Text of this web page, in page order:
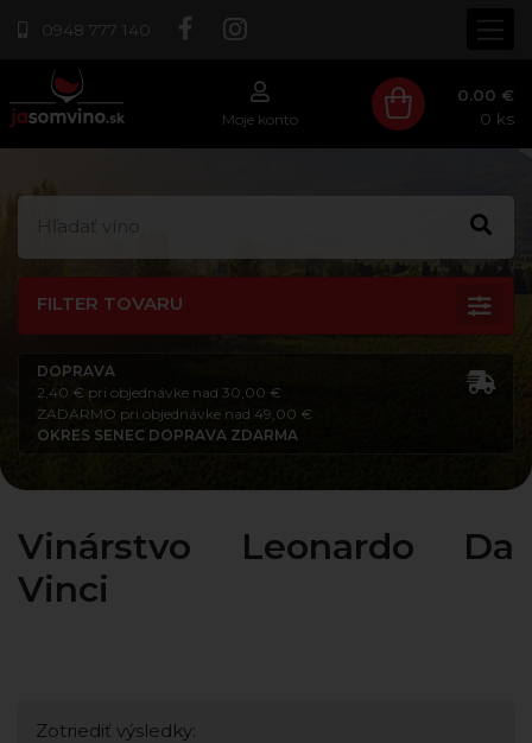
0948 777 140
Moje konto
0.00 €
0 ks
FILTER TOVARU
DOPRAVA
2,40 € pri objednávke nad 30,00 €
ZADARMO pri objednávke nad 49,00 €
OKRES SENEC DOPRAVA ZDARMA
Vinárstvo Leonardo Da
Vinci
Zotriediť výsledky: